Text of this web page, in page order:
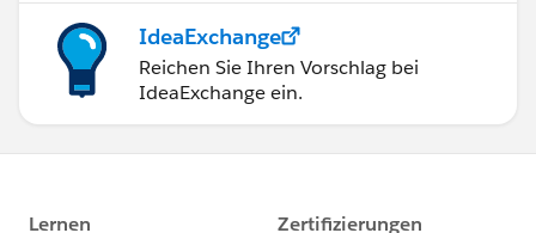
IdeaExchange
Reichen Sie Ihren Vorschlag bei
IdeaExchange ein.